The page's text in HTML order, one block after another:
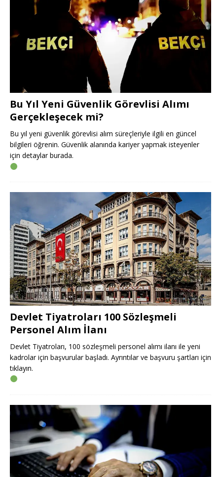
Bu Yıl Yeni Güvenlik Görevlisi Alımı
Gerçekleşecek mi?
Bu yıl yeni güvenlik görevlisi alım süreçleriyle ilgili en güncel
bilgileri öğrenin. Güvenlik alanında kariyer yapmak isteyenler
için detaylar burada.
Devlet Tiyatroları 100 Sözleşmeli
Personel Alım İlanı
Devlet Tiyatroları, 100 sözleşmeli personel alımı ilanı ile yeni
kadrolar için başvurular başladı. Ayrıntılar ve başvuru şartları için
tıklayın.